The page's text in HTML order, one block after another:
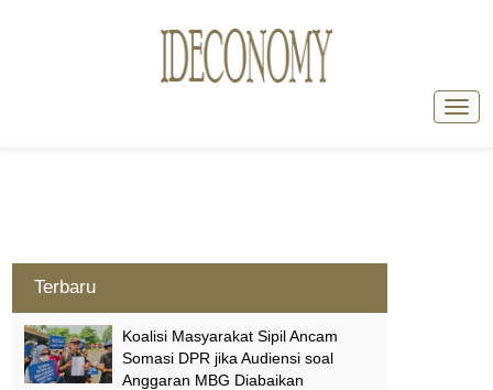
Terbaru
Koalisi Masyarakat Sipil Ancam
Somasi DPR jika Audiensi soal
Anggaran MBG Diabaikan